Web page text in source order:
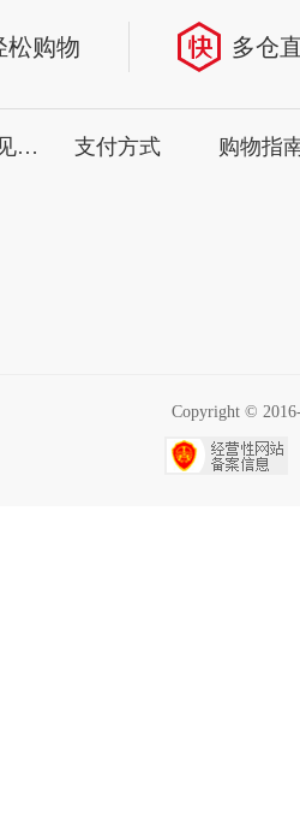
松购物 多仓
购物常见问题 支付方式 购物指
Copyright ©